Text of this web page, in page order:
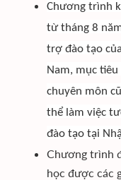
Chương trình
từ tháng 8
trợ đào tạo
Nam, mục tiêu
chuyên môn
thể làm việc
đào tạo tại
Chương trình
học được các